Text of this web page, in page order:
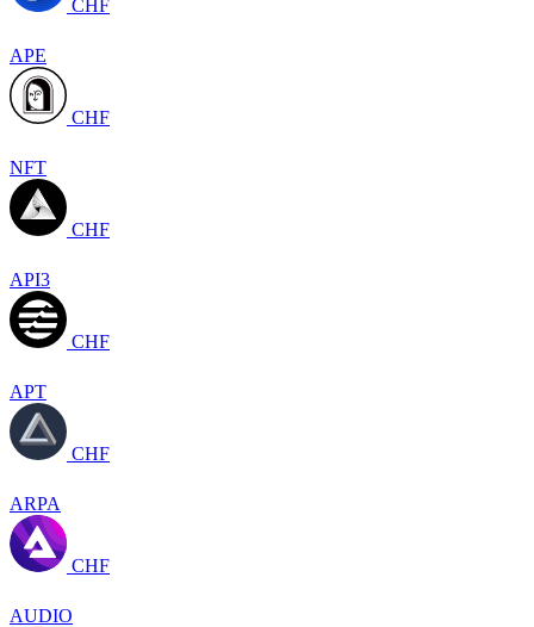
CHF
APE
CHF
NFT
CHF
API3
CHF
APT
CHF
ARPA
CHF
AUDIO